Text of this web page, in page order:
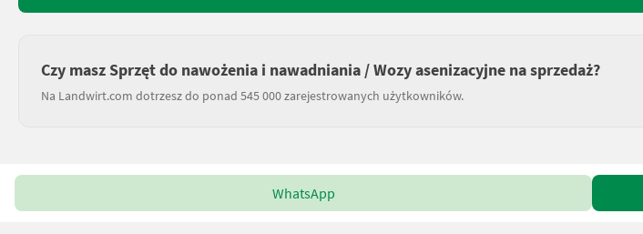
Czy masz Sprzęt do nawożenia i nawadniania / Wozy asenizacyjne na sprzedaż?
Na Landwirt.com dotrzesz do ponad 545 000 zarejestrowanych użytkowników.
WhatsApp